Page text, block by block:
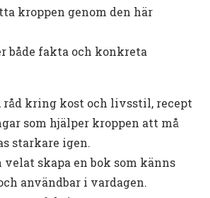
kroppen genom den här
både fakta och konkreta
råd kring kost och livsstil, recept
som hjälper kroppen att må
starkare igen.
skapa en bok som känns
användbar i vardagen.